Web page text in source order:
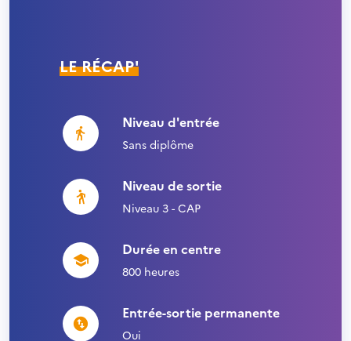
LE RÉCAP'
Niveau d'entrée
Sans diplôme
Niveau de sortie
Niveau 3 - CAP
Durée en centre
800 heures
Entrée-sortie permanente
Oui